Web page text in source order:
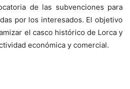
de las subvenciones para
por los interesados. El objetivo
el casco histórico de Lorca y
económica y comercial.